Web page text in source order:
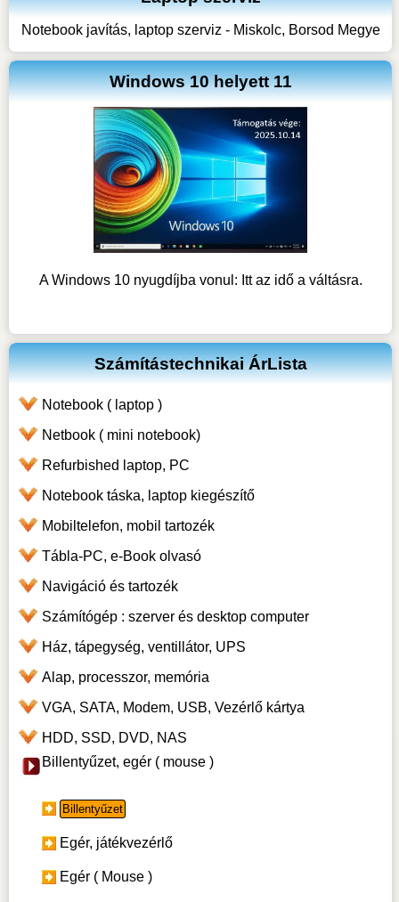
Notebook javítás, laptop szerviz - Miskolc, Borsod Megye
Windows 10 helyett 11
A Windows 10 nyugdíjba vonul: Itt az idő a váltásra.
Számítástechnikai ÁrLista
Notebook ( laptop )
Netbook ( mini notebook)
Refurbished laptop, PC
Notebook táska, laptop kiegészítő
Mobiltelefon, mobil tartozék
Tábla-PC, e-Book olvasó
Navigáció és tartozék
Számítógép : szerver és desktop computer
Ház, tápegység, ventillátor, UPS
Alap, processzor, memória
VGA, SATA, Modem, USB, Vezérlő kártya
HDD, SSD, DVD, NAS
Billentyűzet, egér ( mouse )
Billentyűzet
Egér, játékvezérlő
Egér ( Mouse )